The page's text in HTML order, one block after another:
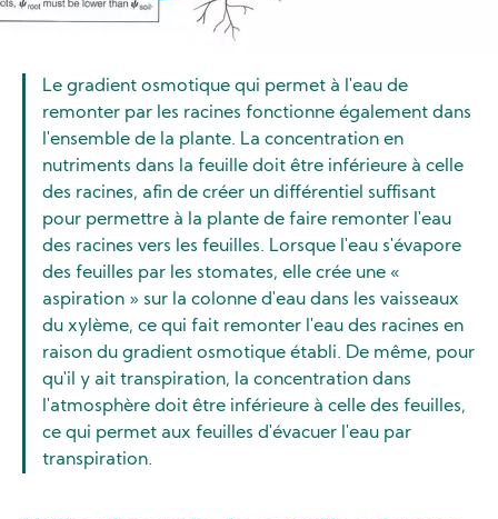
Le gradient osmotique qui permet à l'eau de
remonter par les racines fonctionne également dans
l'ensemble de la plante. La concentration en
nutriments dans la feuille doit être inférieure à celle
des racines, afin de créer un différentiel suffisant
pour permettre à la plante de faire remonter l'eau
des racines vers les feuilles. Lorsque l'eau s'évapore
des feuilles par les stomates, elle crée une «
aspiration » sur la colonne d'eau dans les vaisseaux
du xylème, ce qui fait remonter l'eau des racines en
raison du gradient osmotique établi. De même, pour
qu'il y ait transpiration, la concentration dans
l'atmosphère doit être inférieure à celle des feuilles,
ce qui permet aux feuilles d'évacuer l'eau par
transpiration.